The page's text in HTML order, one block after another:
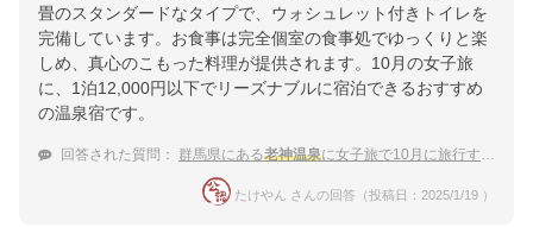
畳のスタンダードなタイプで、ウォシュレット付きトイレを
完備しています。お食事は完全個室の食事処でゆっくりと楽
しめ、真心のこもった料理が提供されます。10月の女子旅
に、1泊12,000円以下でリーズナブルに宿泊できるおすすめ
の温泉宿です。
回答された質問： 群馬県にある老神温泉に女子旅で10月に旅行することを計画しています。おすすめを知りたいです。
たけやん さんの回答（投稿日：2025/1/19 ）